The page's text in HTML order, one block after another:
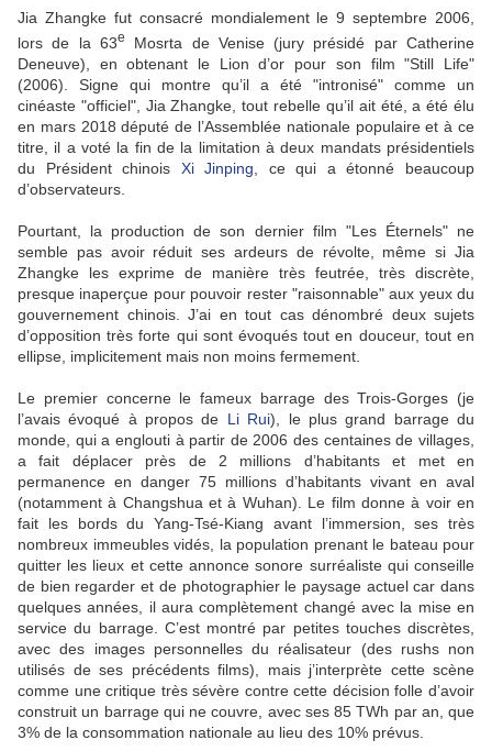
Jia Zhangke fut consacré mondialement le 9 septembre 2006,
lors de la 63e
Mosrta de Venise (jury présidé par Catherine
Deneuve), en obtenant le Lion d’or pour son film "Still Life"
(2006). Signe qui montre qu’il a été "intronisé" comme un
cinéaste "officiel", Jia Zhangke, tout rebelle qu’il ait été, a été élu
en mars 2018 député de l’Assemblée nationale populaire et à ce
titre, il a voté la fin de la limitation à deux mandats présidentiels
du Président chinois Xi Jinping , ce qui a étonné beaucoup
d’observateurs.
Pourtant, la production de son dernier film "Les Éternels" ne
semble pas avoir réduit ses ardeurs de révolte, même si Jia
Zhangke les exprime de manière très feutrée, très discrète,
presque inaperçue pour pouvoir rester "raisonnable" aux yeux du
gouvernement chinois. J’ai en tout cas dénombré deux sujets
d’opposition très forte qui sont évoqués tout en douceur, tout en
ellipse, implicitement mais non moins fermement.
Le premier concerne le fameux barrage des Trois-Gorges (je
l’avais évoqué à propos de Li Rui), le plus grand barrage du
monde, qui a englouti à partir de 2006 des centaines de villages,
a fait déplacer près de 2 millions d’habitants et met en
permanence en danger 75 millions d’habitants vivant en aval
(notamment à Changshua et à Wuhan). Le film donne à voir en
fait les bords du Yang-Tsé-Kiang avant l’immersion, ses très
nombreux immeubles vidés, la population prenant le bateau pour
quitter les lieux et cette annonce sonore surréaliste qui conseille
de bien regarder et de photographier le paysage actuel car dans
quelques années, il aura complètement changé avec la mise en
service du barrage. C’est montré par petites touches discrètes,
avec des images personnelles du réalisateur (des rushs non
utilisés de ses précédents films), mais j’interprète cette scène
comme une critique très sévère contre cette décision folle d’avoir
construit un barrage qui ne couvre, avec ses 85 TWh par an, que
3% de la consommation nationale au lieu des 10% prévus.